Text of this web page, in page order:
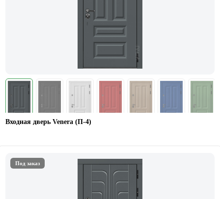
Входная дверь Venera (П-4)
Под заказ